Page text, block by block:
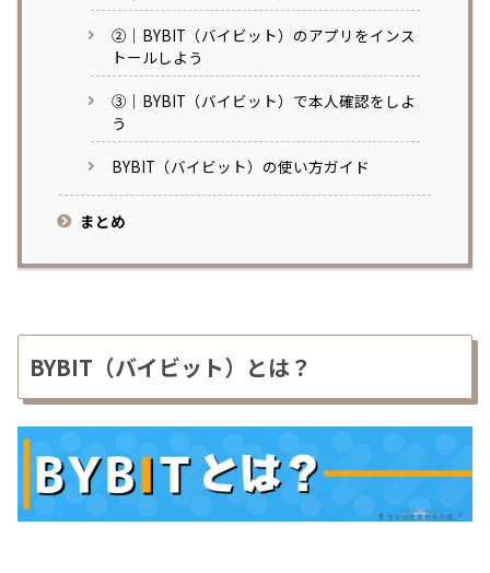
②｜BYBIT（バイビット）のアプリをインス
トールしよう
③｜BYBIT（バイビット）で本人確認をしよ
う
BYBIT（バイビット）の使い方ガイド
まとめ
BYBIT（バイビット）とは？